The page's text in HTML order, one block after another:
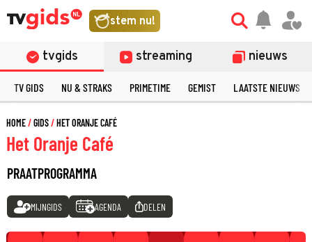
stem nu!
tvgids streaming nieuws
TV GIDS NU & STRAKS PRIMETIME GEMIST LAATSTE NIEUWS
HOME GIDS HET ORANJE CAFÉ
Het Oranje Café
PRAATPROGRAMMA
MIJNGIDS AGENDA DELEN